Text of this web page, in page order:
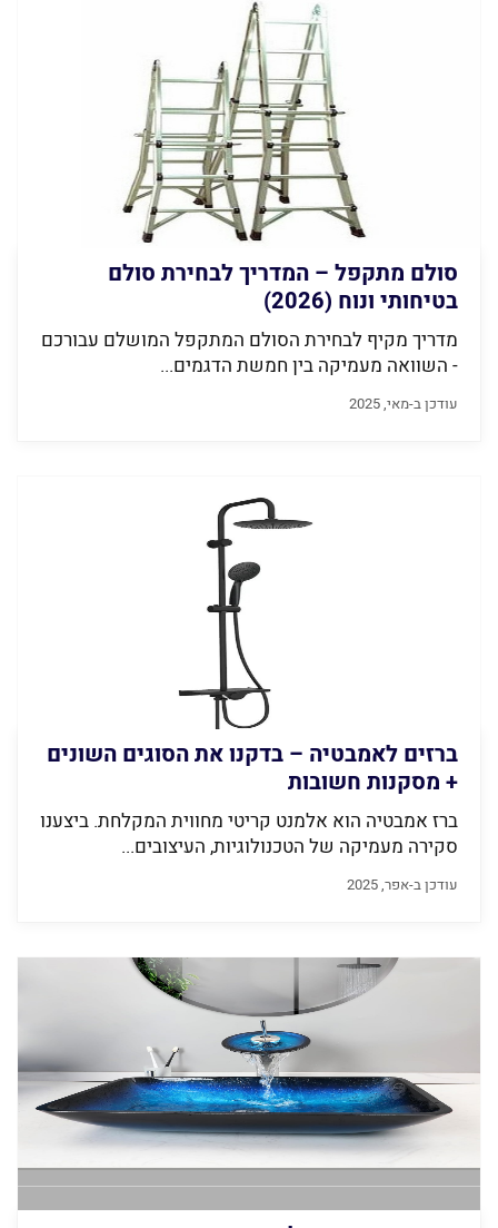
סולם מתקפל – המדריך לבחירת סולם
בטיחותי ונוח (2026)
מדריך מקיף לבחירת הסולם המתקפל המושלם עבורכם
- השוואה מעמיקה בין חמשת הדגמים...
עודכן ב-מאי, 2025
ברזים לאמבטיה – בדקנו את הסוגים השונים
+ מסקנות חשובות
ברז אמבטיה הוא אלמנט קריטי מחווית המקלחת. ביצענו
סקירה מעמיקה של הטכנולוגיות, העיצובים...
עודכן ב-אפר, 2025